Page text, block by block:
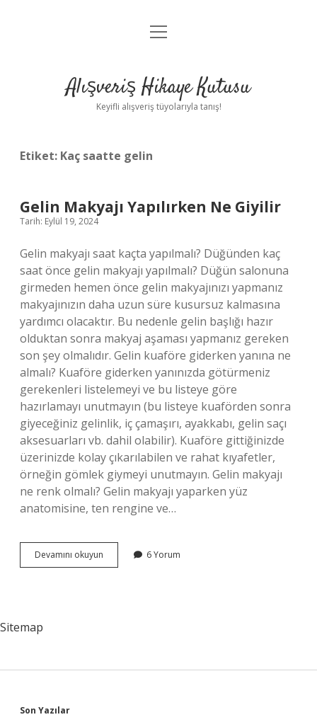
Anasayfa
Yasal Uyarı
menüyü
Alışveriş Hikaye Kutusu
Keyifli alışveriş tüyolarıyla tanış!
Etiket: Kaç saatte gelin
Gelin Makyajı Yapılırken Ne Giyilir
Tarih: Eylül 19, 2024
Gelin makyajı saat kaçta yapılmalı? Düğünden kaç
saat önce gelin makyajı yapılmalı? Düğün salonuna
girmeden hemen önce gelin makyajınızı yapmanız
makyajınızın daha uzun süre kusursuz kalmasına
yardımcı olacaktır. Bu nedenle gelin başlığı hazır
olduktan sonra makyaj aşaması yapmanız gereken
son şey olmalıdır. Gelin kuaföre giderken yanına ne
almalı? Kuaföre giderken yanınızda götürmeniz
gerekenleri listelemeyi ve bu listeye göre
hazırlamayı unutmayın (bu listeye kuaförden sonra
giyeceğiniz gelinlik, iç çamaşırı, ayakkabı, gelin saçı
aksesuarları vb. dahil olabilir). Kuaföre gittiğinizde
üzerinizde kolay çıkarılabilen ve rahat kıyafetler,
örneğin gömlek giymeyi unutmayın. Gelin makyajı
ne renk olmalı? Gelin makyajı yaparken yüz
anatomisine, ten rengine ve…
Devamını okuyun
Makyajı
6 Yorum
Sitemap
Son Yazılar